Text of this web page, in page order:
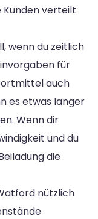
Kunden verteilt
wenn du zeitlich
für
auch
es etwas länger
Wenn dir
und du
die
nützlich